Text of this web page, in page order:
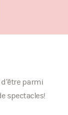
parmi
spectacles!